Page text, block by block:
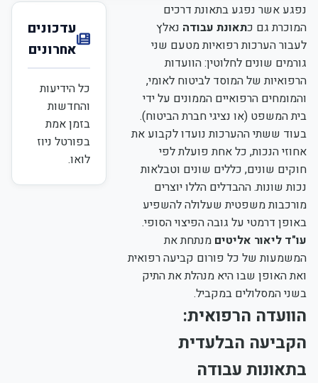
נפגע אשר נפגע בתאונת דרכים
המוכרת גם כ תאונת עבודהנאלץ
לעבור הערכות רפואיות מטעם שני
גורמים שונים לחלוטין: הוועדות
הרפואיות של המוסד לביטוח לאומי,
והמומחים הרפואיים הממונים על ידי
בית המשפט (או נציגי חברת הביטוח).
בעוד ששתי ההערכות נועדו לקבוע את
אחוזי הנכות, כל אחת פועלת לפי
חוקים שונים, כללים שונים וטבלאות
נכות שונות. ההבדלים הללו יוצרים
מורכבות משפטית שעלולה להשפיע
באופן דרמטי על גובה הפיצוי הסופי.
עו"ד ליאור אליטיםמנתחת את
המשמעות של כל פורום קביעה רפואית
ואת האופן שבו היא מנהלת את התיק
בשני המסלולים במקביל.
הוועדה הרפואית:
הקביעה הבלעדית
בתאונות עבודה
עדכונים
אחרונים
כל הידיעות
והחדשות
בזמן אמת
בפורטל ניוז
לואו.